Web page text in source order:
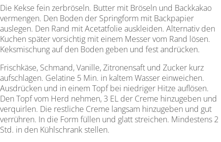
Die Kekse fein zerbröseln. Butter mit Bröseln und Backkakao
vermengen. Den Boden der Springform mit Backpapier
auslegen. Den Rand mit Acetatfolie auskleiden. Alternativ den
Kuchen später vorsichtig mit einem Messer vom Rand lösen.
Keksmischung auf den Boden geben und fest andrücken.
Frischkäse, Schmand, Vanille, Zitronensaft und Zucker kurz
aufschlagen. Gelatine 5 Min. in kaltem Wasser einweichen.
Ausdrücken und in einem Topf bei niedriger Hitze auflösen.
Den Topf vom Herd nehmen, 3 EL der Creme hinzugeben und
verquirlen. Die restliche Creme langsam hinzugeben und gut
verrühren. In die Form füllen und glatt streichen. Mindestens 2
Std. in den Kühlschrank stellen.